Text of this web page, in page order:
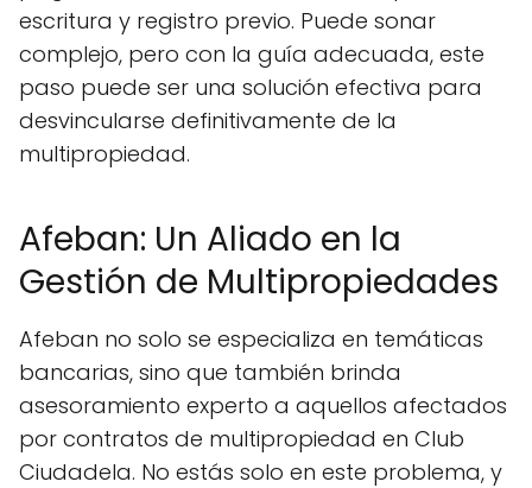
escritura y registro previo. Puede sonar
complejo, pero con la guía adecuada, este
paso puede ser una solución efectiva para
desvincularse definitivamente de la
multipropiedad.
Afeban: Un Aliado en la
Gestión de Multipropiedades
Afeban no solo se especializa en temáticas
bancarias, sino que también brinda
asesoramiento experto a aquellos afectados
por contratos de multipropiedad en Club
Ciudadela. No estás solo en este problema, y